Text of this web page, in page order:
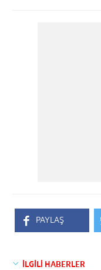
PAYLAŞ
İLGİLİ HABERLER